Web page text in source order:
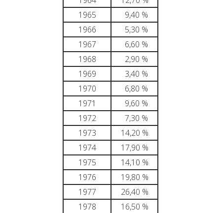
1965
9,40 %
1966
5,30 %
1967
6,60 %
1968
2,90 %
1969
3,40 %
1970
6,80 %
1971
9,60 %
1972
7,30 %
1973
14,20 %
1974
17,90 %
1975
14,10 %
1976
19,80 %
1977
26,40 %
1978
16,50 %